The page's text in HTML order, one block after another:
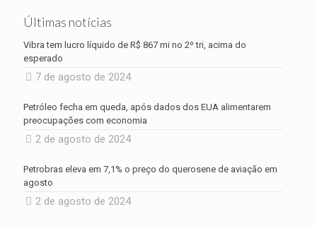
Últimas notícias
Vibra tem lucro líquido de R$ 867 mi no 2º tri, acima do
esperado
7 de agosto de 2024
Petróleo fecha em queda, após dados dos EUA alimentarem
preocupações com economia
2 de agosto de 2024
Petrobras eleva em 7,1% o preço do querosene de aviação em
agosto
2 de agosto de 2024